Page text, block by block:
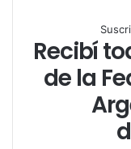
Recibí
de la